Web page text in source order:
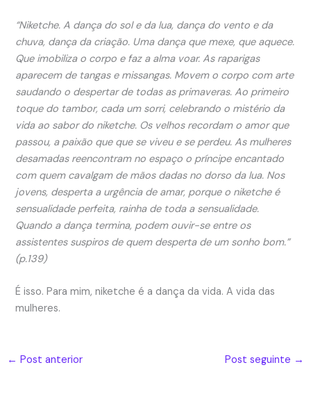
“Niketche. A dança do sol e da lua, dança do vento e da
chuva, dança da criação. Uma dança que mexe, que aquece.
Que imobiliza o corpo e faz a alma voar. As raparigas
aparecem de tangas e missangas. Movem o corpo com arte
saudando o despertar de todas as primaveras. Ao primeiro
toque do tambor, cada um sorri, celebrando o mistério da
vida ao sabor do niketche. Os velhos recordam o amor que
passou, a paixão que que se viveu e se perdeu. As mulheres
desamadas reencontram no espaço o príncipe encantado
com quem cavalgam de mãos dadas no dorso da lua. Nos
jovens, desperta a urgência de amar, porque o niketche é
sensualidade perfeita, rainha de toda a sensualidade.
Quando a dança termina, podem ouvir-se entre os
assistentes suspiros de quem desperta de um sonho bom.”
(p.139)
É isso. Para mim, niketche é a dança da vida. A vida das
mulheres.
← Post anterior Post seguinte →